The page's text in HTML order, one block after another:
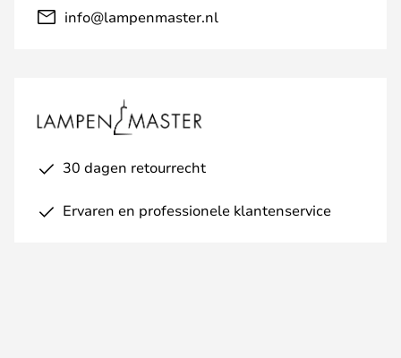
info@lampenmaster.nl
30 dagen retourrecht
Ervaren en professionele klantenservice